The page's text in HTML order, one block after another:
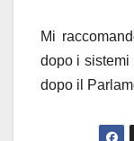
Mi
dopo i sistemi
dopo il